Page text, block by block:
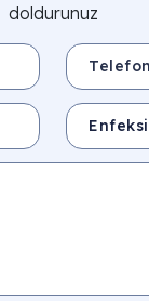
doldurunuz
Telefon *
Konu